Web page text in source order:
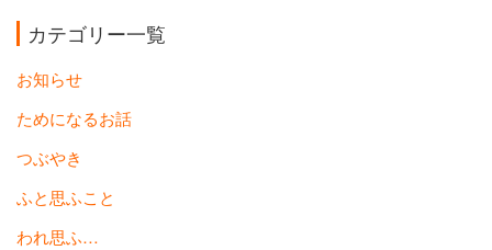
カテゴリー一覧
お知らせ
ためになるお話
つぶやき
ふと思ふこと
われ思ふ…